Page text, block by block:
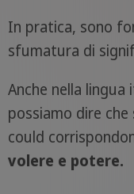
In pratica, sono
sfumatura di
Anche nella
possiamo dire
could
volere e potere.